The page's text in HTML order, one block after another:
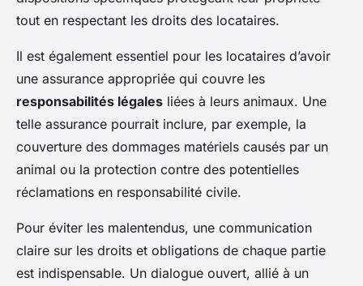
tout en respectant les droits des locataires.
Il est également essentiel pour les locataires d’avoir
une assurance appropriée qui couvre les
responsabilités légales liées à leurs animaux. Une
telle assurance pourrait inclure, par exemple, la
couverture des dommages matériels causés par un
animal ou la protection contre des potentielles
réclamations en responsabilité civile.
Pour éviter les malentendus, une communication
claire sur les droits et obligations de chaque partie
est indispensable. Un dialogue ouvert, allié à un